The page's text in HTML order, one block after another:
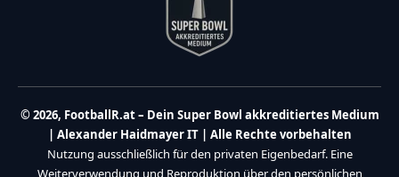
© 2026, FootballR.at – Dein Super Bowl akkreditiertes Medium
| Alexander Haidmayer IT | Alle Rechte vorbehalten
Nutzung ausschließlich für den privaten Eigenbedarf. Eine
Weiterverwendung und Reproduktion über den persönlichen